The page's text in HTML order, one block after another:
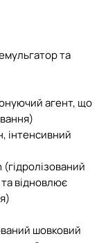
та
агент, що
інтенсивний
відновлює
шовковий